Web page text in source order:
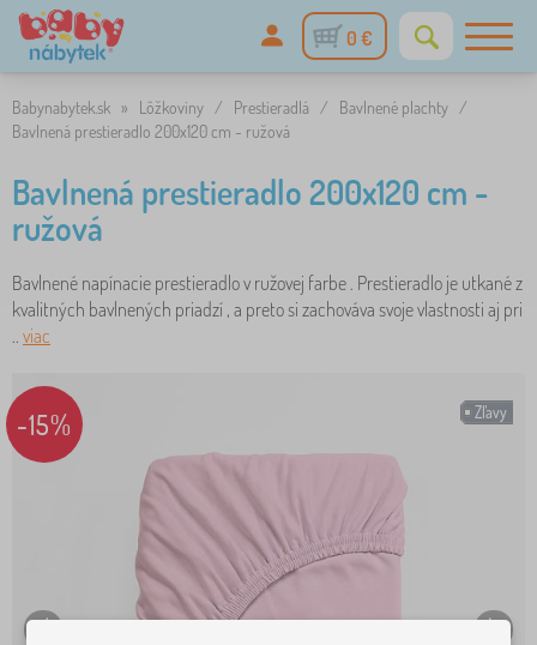
0 €
Babynabytek.sk » Lôžkoviny / Prestieradlá / Bavlnené plachty /
Bavlnená prestieradlo 200x120 cm - ružová
Bavlnená prestieradlo 200x120 cm -
ružová
Bavlnené napínacie prestieradlo v ružovej farbe . Prestieradlo je utkané z
kvalitných bavlnených priadzí , a preto si zachováva svoje vlastnosti aj pri
.. viac
Zľavy
-15%